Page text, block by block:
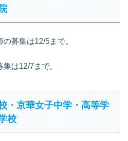
募集は12/5まで。
は12/7まで。
・京華女子中学・高等学
校